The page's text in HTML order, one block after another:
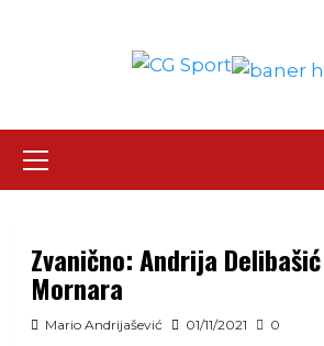
Menu
Zvanično: Andrija
Mornara
Mario Andrijašević 01/11/2021 0